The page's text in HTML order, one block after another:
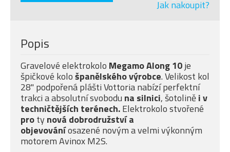
Jak nakoupit?
Popis
Gravelové elektrokolo Megamo Along 10je
špičkové kološpanělského výrobce. Velikost kol
28" podpořená plášti Vottoria nabízí perfektní
trakci a absolutní svobodu na silnici, šotoliněi v
techničtějších terénech.Elektrokolo stvořené
proty nová dobrodružství a
objevováníosazené novým a velmi výkonným
motorem Avinox M2S.